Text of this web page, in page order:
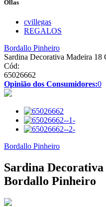
Ollas
cvillegas
REGALOS
Bordallo Pinheiro
Sardina Decorativa Madeira
Cód:
65026662
Opinião dos Consumidores:0
Bordallo Pinheiro
Sardina
Bordallo Pinheiro